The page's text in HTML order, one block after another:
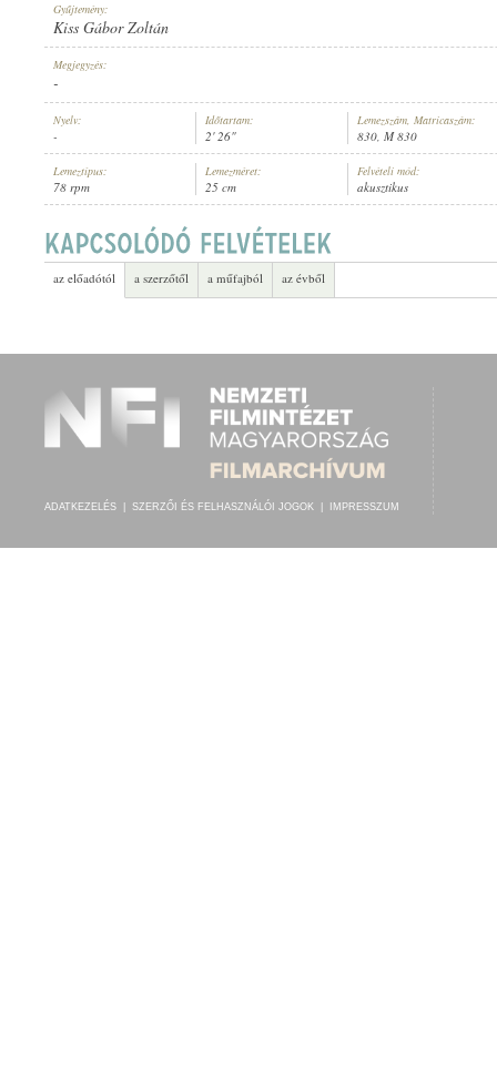
ELŐADÓ: CS. ÉS KIR. "PROBSZT BÁRÓ" 51. GYALOGEZRED ZENEKARA,
830
Gyűjtemény:
Kiss Gábor Zoltán
Megjegyzés:
-
Nyelv:
-
Időtartam:
2' 26"
Lemezszám, Matricaszám:
830, M 830
Lemeztípus:
78 rpm
Lemezméret:
25 cm
Felvételi mód:
akusztikus
az előadótól a szerzőtől a műfajból az évből
ADATKEZELÉS SZERZŐI ÉS FELHASZNÁLÓI JOGOK IMPRESSZUM